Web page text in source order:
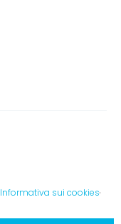
Informativa sui cookies